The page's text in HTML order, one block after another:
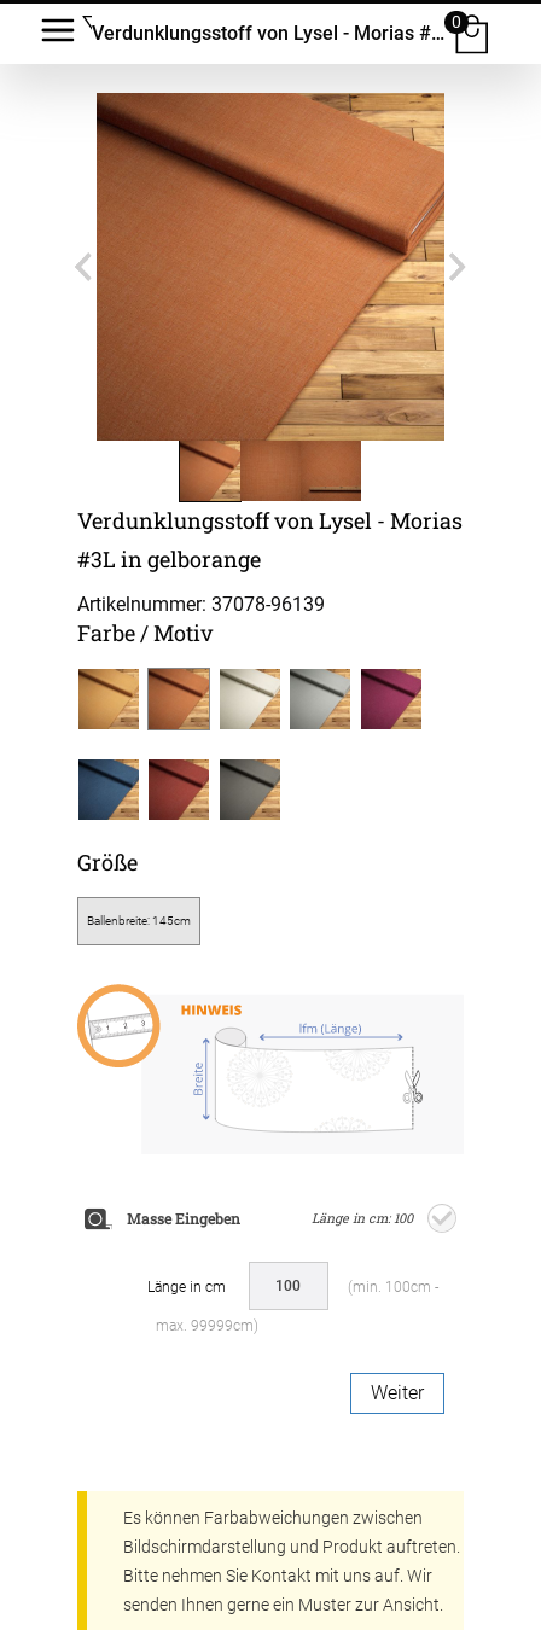
Verdunklungsstoff von Lysel - Morias #3L
0
Verdunklungsstoff von Lysel - Morias
#3L in gelborange
Artikelnummer: 37078-96139
Farbe / Motiv
Größe
Ballenbreite: 145cm
Masse Eingeben Länge in cm: 100
Länge in cm (min. 100cm -
max. 99999cm)
Weiter
Es können Farbabweichungen zwischen
Bildschirmdarstellung und Produkt auftreten.
Bitte nehmen Sie Kontakt mit uns auf. Wir
senden Ihnen gerne ein Muster zur Ansicht.